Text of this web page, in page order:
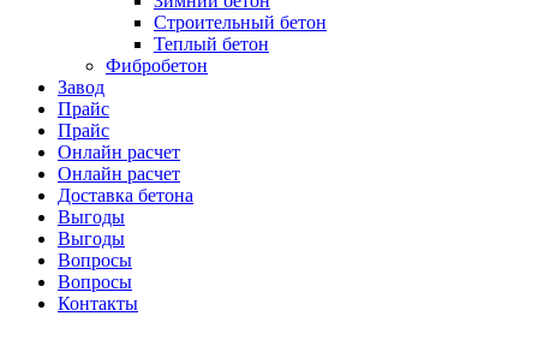
Строительный бетон
Теплый бетон
Фибробетон
Завод
Прайс
Прайс
Онлайн расчет
Онлайн расчет
Доставка бетона
Выгоды
Выгоды
Вопросы
Вопросы
Контакты